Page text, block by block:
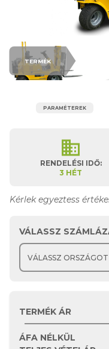
TERMÉK
PARAMÉTEREK
Kérlek egyeztess
business
RENDELÉSI IDŐ:
3 HÉT
VÁLASSZ
TERMÉK ÁR
ÁFA NÉLKÜL